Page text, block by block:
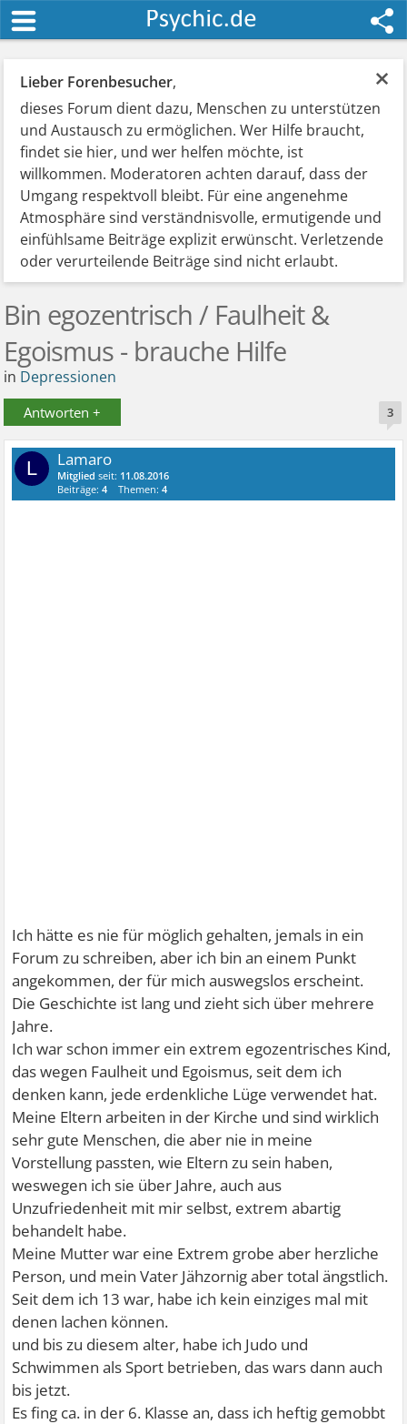
×
Lieber Forenbesucher,
dieses Forum dient dazu, Menschen zu unterstützen
und Austausch zu ermöglichen. Wer Hilfe braucht,
findet sie hier, und wer helfen möchte, ist
willkommen. Moderatoren achten darauf, dass der
Umgang respektvoll bleibt. Für eine angenehme
Atmosphäre sind verständnisvolle, ermutigende und
einfühlsame Beiträge explizit erwünscht. Verletzende
oder verurteilende Beiträge sind nicht erlaubt.
Bin egozentrisch / Faulheit &
Egoismus - brauche Hilfe
in Depressionen
Antworten + 3
L Lamaro
Mitglied seit: 11.08.2016
Beiträge:4 Themen:4
Ich hätte es nie für möglich gehalten, jemals in ein
Forum zu schreiben, aber ich bin an einem Punkt
angekommen, der für mich auswegslos erscheint.
Die Geschichte ist lang und zieht sich über mehrere
Jahre.
Ich war schon immer ein extrem egozentrisches Kind,
das wegen Faulheit und Egoismus, seit dem ich
denken kann, jede erdenkliche Lüge verwendet hat.
Meine Eltern arbeiten in der Kirche und sind wirklich
sehr gute Menschen, die aber nie in meine
Vorstellung passten, wie Eltern zu sein haben,
weswegen ich sie über Jahre, auch aus
Unzufriedenheit mit mir selbst, extrem abartig
behandelt habe.
Meine Mutter war eine Extrem grobe aber herzliche
Person, und mein Vater Jähzornig aber total ängstlich.
Seit dem ich 13 war, habe ich kein einziges mal mit
denen lachen können.
und bis zu diesem alter, habe ich Judo und
Schwimmen als Sport betrieben, das wars dann auch
bis jetzt.
Es fing ca. in der 6. Klasse an, dass ich heftig gemobbt